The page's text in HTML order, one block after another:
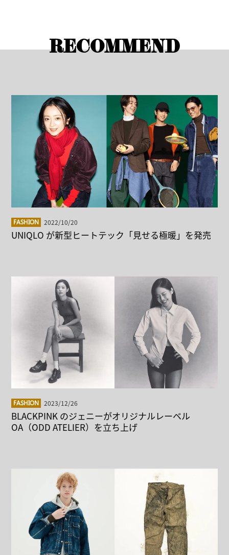
RECOMMEND
FASHION 2022/10/20
UNIQLO が新型ヒートテック「見せる極暖」を発売
FASHION 2023/12/26
BLACKPINK のジェニーがオリジナルレーベル
OA（ODD ATELIER）を立ち上げ